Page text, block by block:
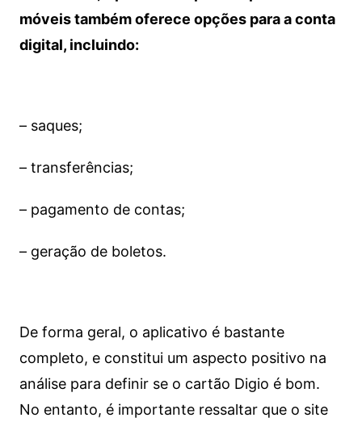
móveis também oferece opções para a conta
digital, incluindo:
– saques;
– transferências;
– pagamento de contas;
– geração de boletos.
De forma geral, o aplicativo é bastante
completo, e constitui um aspecto positivo na
análise para definir se o cartão Digio é bom.
No entanto, é importante ressaltar que o site